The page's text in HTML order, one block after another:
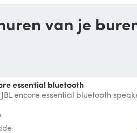
van je
essential bluetooth
encore essential bluetooth